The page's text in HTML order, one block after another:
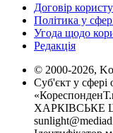
Договір
Політика у
Угода щодо
Редакція
© 2000-2026,
Суб'єкт у сфері
ХАРКІВСЬКЕ